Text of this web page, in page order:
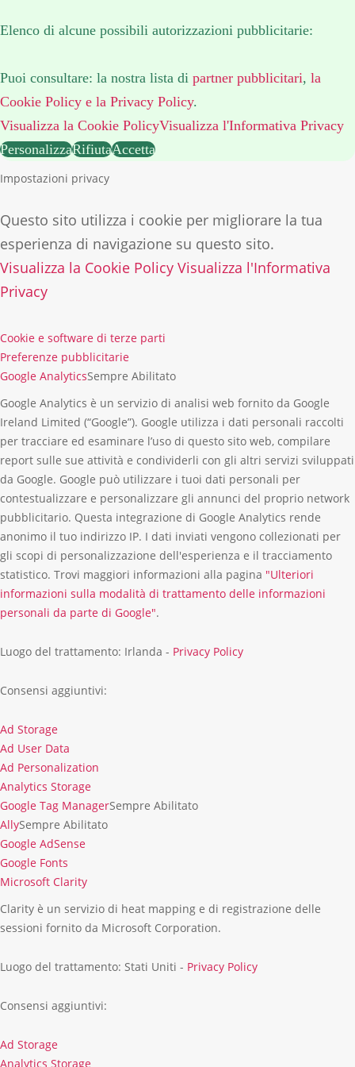
Elenco di alcune possibili autorizzazioni pubblicitarie:
Puoi consultare: la nostra lista di partner pubblicitari, la
Cookie Policy e la Privacy Policy.
Visualizza la Cookie PolicyVisualizza l'Informativa Privacy
PersonalizzaRifiutaAccetta
Impostazioni privacy
Questo sito utilizza i cookie per migliorare la tua
esperienza di navigazione su questo sito.
Visualizza la Cookie Policy Visualizza l'Informativa
Privacy
Cookie e software di terze parti
Preferenze pubblicitarie
Google AnalyticsSempre Abilitato
Google Analytics è un servizio di analisi web fornito da Google
Ireland Limited (“Google”). Google utilizza i dati personali raccolti
per tracciare ed esaminare l’uso di questo sito web, compilare
report sulle sue attività e condividerli con gli altri servizi sviluppati
da Google. Google può utilizzare i tuoi dati personali per
contestualizzare e personalizzare gli annunci del proprio network
pubblicitario. Questa integrazione di Google Analytics rende
anonimo il tuo indirizzo IP. I dati inviati vengono collezionati per
gli scopi di personalizzazione dell'esperienza e il tracciamento
statistico. Trovi maggiori informazioni alla pagina "Ulteriori
informazioni sulla modalità di trattamento delle informazioni
personali da parte di Google".
Luogo del trattamento: Irlanda - Privacy Policy
Consensi aggiuntivi:
Ad Storage
Ad
Storage
Ad User Data
Ad
User
Data
Ad Personalization
Ad
Personalization
Analytics Storage
Analytics
Storage
Google Tag ManagerSempre Abilitato
AllySempre Abilitato
Google AdSense
Google
AdSense
Google Fonts
Google
Microsoft Clarity
Clarity
Clarity è un servizio di heat mapping e di registrazione delle
sessioni fornito da Microsoft Corporation.
Luogo del trattamento: Stati Uniti - Privacy Policy
Consensi aggiuntivi:
Ad Storage
Ad
Analytics Storage